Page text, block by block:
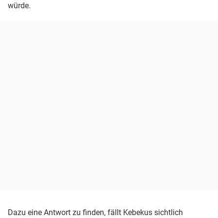
würde.
Dazu eine Antwort zu finden, fällt Kebekus sichtlich